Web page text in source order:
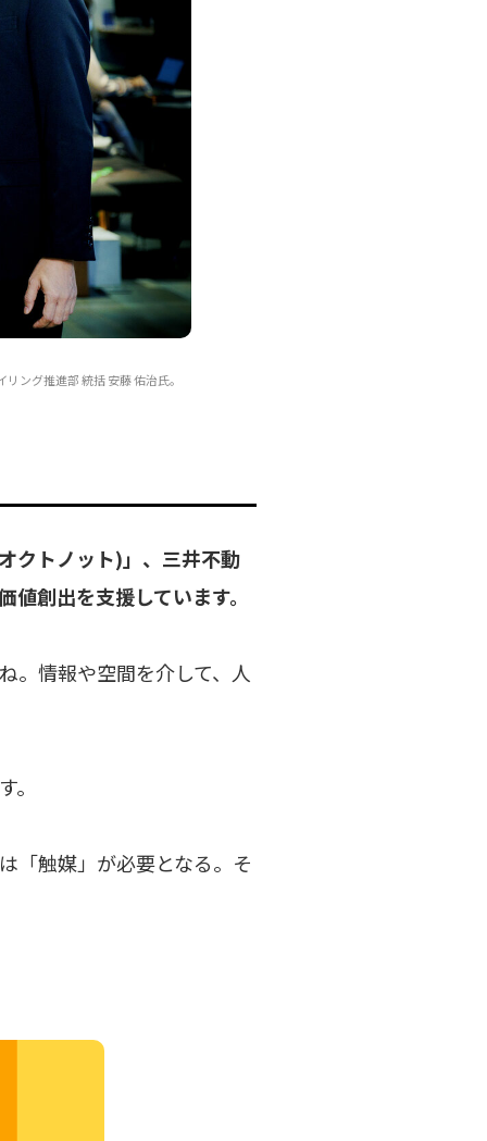
ング推進部 統括 安藤 佑治氏。
トノット)」、三井不動
創出を支援しています。
情報や空間を介して、人
「触媒」が必要となる。そ